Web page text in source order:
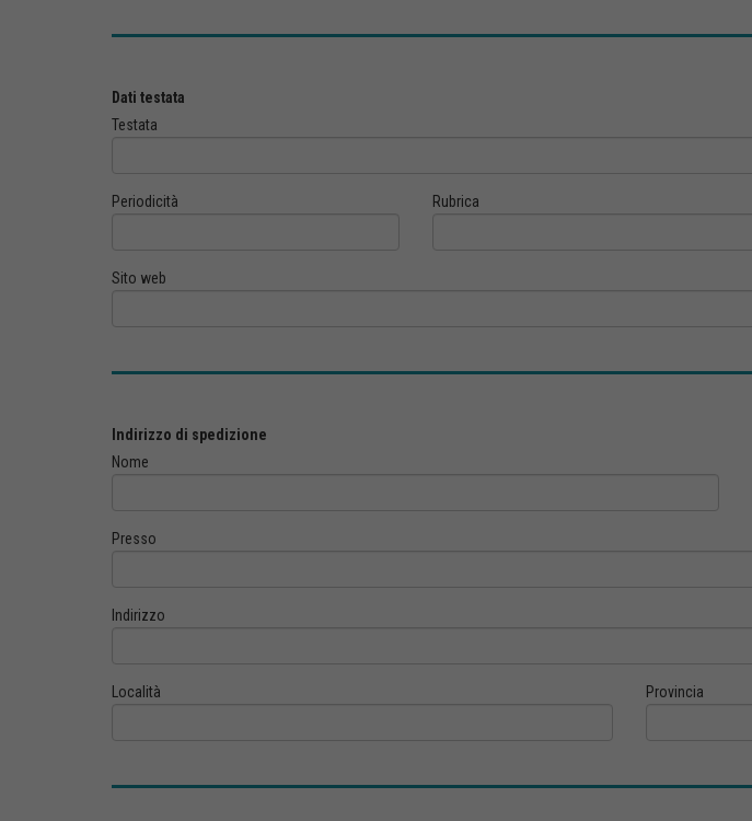
Dati testata
Testata
Periodicità Rubrica
Sito web
Indirizzo di spedizione
Nome
Presso
Indirizzo
Località Provincia